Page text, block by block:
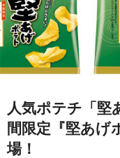
人気ポテチ「堅
間限定『堅あげ
場！